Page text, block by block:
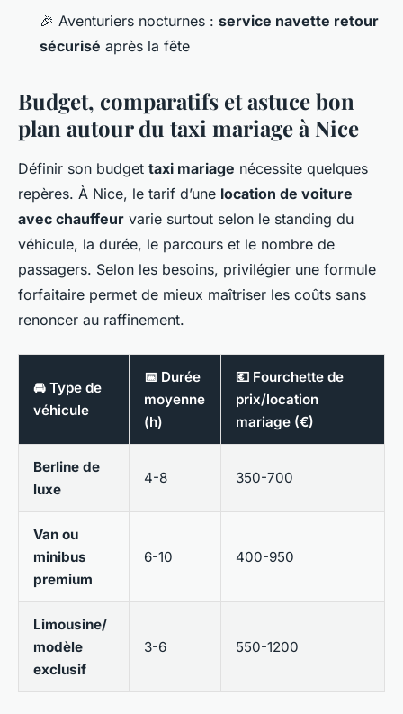
🎉 Aventuriers nocturnes : service navette retour
sécurisé après la fête
Budget, comparatifs et astuce bon
plan autour du taxi mariage à Nice
Définir son budget taxi mariage nécessite quelques
repères. À Nice, le tarif d’une location de voiture
avec chauffeur varie surtout selon le standing du
véhicule, la durée, le parcours et le nombre de
passagers. Selon les besoins, privilégier une formule
forfaitaire permet de mieux maîtriser les coûts sans
renoncer au raffinement.
🚘 Type de
véhicule
📅 Durée
moyenne
(h)
💶 Fourchette de
prix/location
mariage (€)
Berline de
luxe
4-8 350-700
Van ou
minibus
premium
6-10 400-950
Limousine/
modèle
exclusif
3-6 550-1200